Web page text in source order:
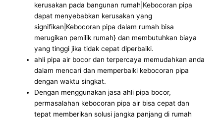
kerusakan pada bangunan rumah|Kebocoran pipa
dapat menyebabkan kerusakan yang
signifikan|Kebocoran pipa dalam rumah bisa
merugikan pemilik rumah} dan membutuhkan biaya
yang tinggi jika tidak cepat diperbaiki.
ahli pipa air bocor dan terpercaya memudahkan anda
dalam mencari dan memperbaiki kebocoran pipa
dengan waktu singkat.
Dengan menggunakan jasa ahli pipa bocor,
permasalahan kebocoran pipa air bisa cepat dan
tepat memberikan solusi jangka panjang di rumah